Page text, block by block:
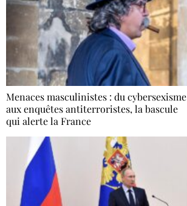
Menaces masculinistes : du cybersexisme
aux enquêtes antiterroristes, la bascule
qui alerte la France